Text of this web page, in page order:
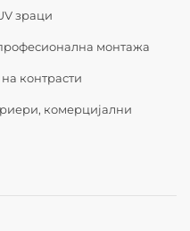
зраци
монтажа
контрасти
комерцијални